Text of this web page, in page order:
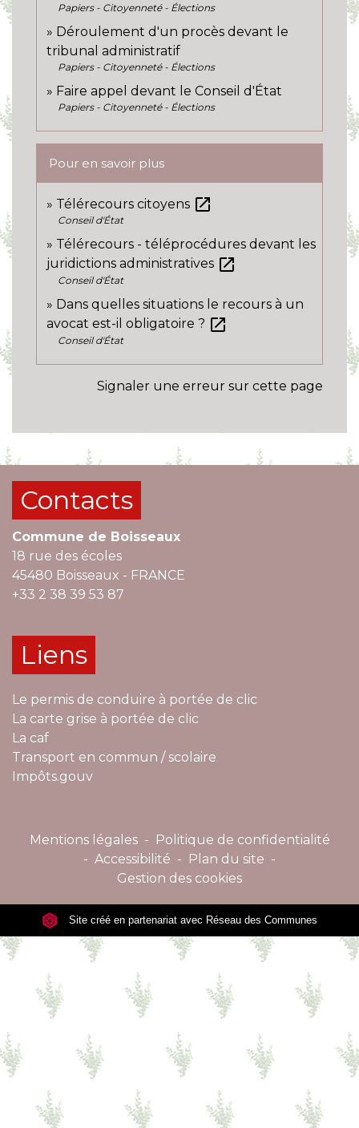
Papiers - Citoyenneté - Élections
Déroulement d'un procès devant le
tribunal administratif
Papiers - Citoyenneté - Élections
Faire appel devant le Conseil d'État
Papiers - Citoyenneté - Élections
Pour en savoir plus
Télérecours citoyens open_in_new
Conseil d'État
Télérecours - téléprocédures devant les
juridictions administratives open_in_new
Conseil d'État
Dans quelles situations le recours à un
avocat est-il obligatoire ? open_in_new
Conseil d'État
Signaler une erreur sur cette page
Contacts
Commune de Boisseaux
18 rue des écoles
45480 Boisseaux - FRANCE
+33 2 38 39 53 87
Liens
Le permis de conduire à portée de clic
La carte grise à portée de clic
La caf
Transport en commun / scolaire
Impôts.gouv
Mentions légales - Politique de confidentialité
- Accessibilité - Plan du site -
Gestion des cookies
Site créé en partenariat avec Réseau des Communes